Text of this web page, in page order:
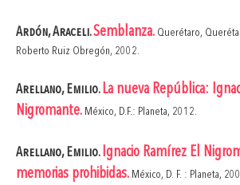
Ardón, Araceli.Semblanza. Querétaro,
Roberto Ruiz Obregón, 2002.
Arellano, Emilio.La nueva República:
Nigromante. México, D.F.: Planeta, 2012.
Arellano, Emilio.Ignacio Ramírez El
memorias prohibidas. México, D. F. : Planeta,